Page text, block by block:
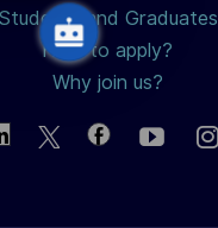
Students and Graduates
How to apply?
Why join us?